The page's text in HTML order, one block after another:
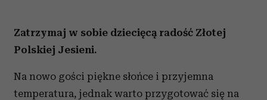
Zatrzymaj w sobie dziecięcą radość Złotej
Polskiej Jesieni.
Na nowo gości piękne słońce i przyjemna
temperatura, jednak warto przygotować się na